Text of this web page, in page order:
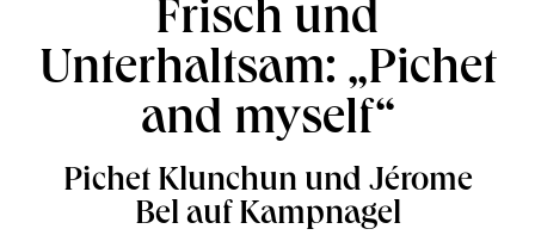
Frisch und
Unterhaltsam: „Pichet
and myself“
Pichet Klunchun und Jérome
Bel auf Kampnagel